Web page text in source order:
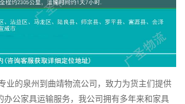
的泉州到曲靖物流公司，致力为货主们提供
办公家具运输服务，我公司拥有多年来和家具